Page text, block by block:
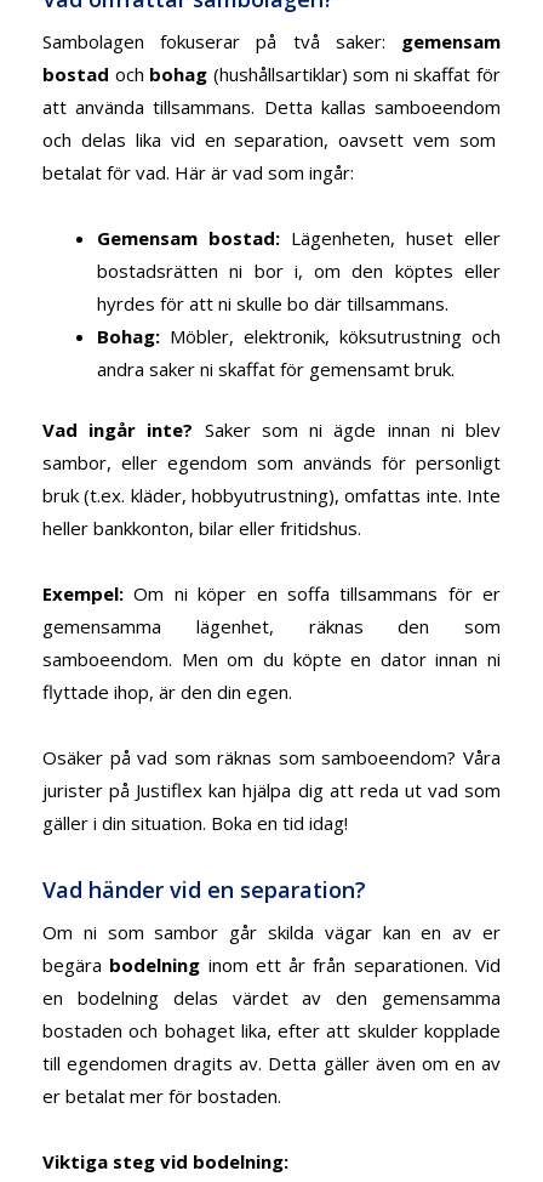
Sambolagen fokuserar på två saker: gemensam
bostad och bohag (hushållsartiklar) som ni skaffat för
att använda tillsammans. Detta kallas samboeendom
och delas lika vid en separation, oavsett vem som
betalat för vad. Här är vad som ingår:
Gemensam bostad: Lägenheten, huset eller
bostadsrätten ni bor i, om den köptes eller
hyrdes för att ni skulle bo där tillsammans.
Bohag: Möbler, elektronik, köksutrustning och
andra saker ni skaffat för gemensamt bruk.
Vad ingår inte? Saker som ni ägde innan ni blev
sambor, eller egendom som används för personligt
bruk (t.ex. kläder, hobbyutrustning), omfattas inte. Inte
heller bankkonton, bilar eller fritidshus.
Exempel: Om ni köper en soffa tillsammans för er
gemensamma lägenhet, räknas den som
samboeendom. Men om du köpte en dator innan ni
flyttade ihop, är den din egen.
Osäker på vad som räknas som samboeendom? Våra
jurister på Justiflex kan hjälpa dig att reda ut vad som
gäller i din situation. Boka en tid idag!
Vad händer vid en separation?
Om ni som sambor går skilda vägar kan en av er
begära bodelning inom ett år från separationen. Vid
en bodelning delas värdet av den gemensamma
bostaden och bohaget lika, efter att skulder kopplade
till egendomen dragits av. Detta gäller även om en av
er betalat mer för bostaden.
Viktiga steg vid bodelning: